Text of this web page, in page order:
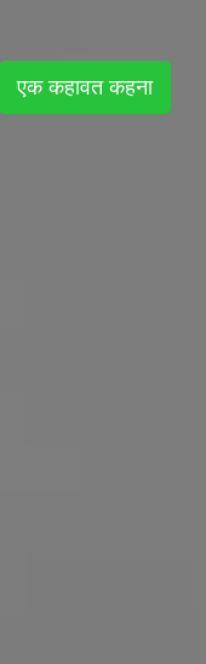
एक कहावत कहना